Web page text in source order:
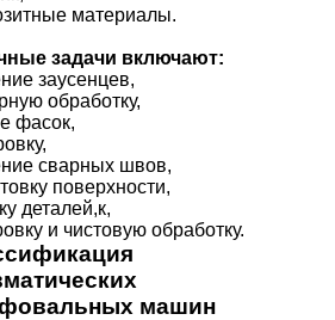
материалы.
задачи включают:
заусенцев,
обработку,
фасок,
сварных швов,
поверхности,
деталей,к,
и чистовую обработку.
машин